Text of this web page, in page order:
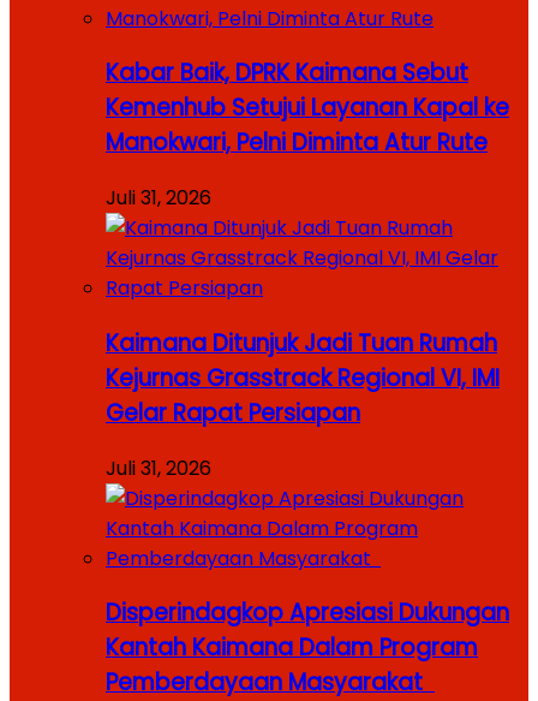
Kabar Baik, DPRK Kaimana Sebut
Kemenhub Setujui Layanan Kapal ke
Manokwari, Pelni Diminta Atur Rute
Juli 31, 2026
Kaimana Ditunjuk Jadi Tuan Rumah
Kejurnas Grasstrack Regional VI, IMI
Gelar Rapat Persiapan
Juli 31, 2026
Disperindagkop Apresiasi Dukungan
Kantah Kaimana Dalam Program
Pemberdayaan Masyarakat